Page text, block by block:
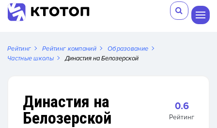
Рейтинг Рейтинг компаний
Образование
Частные школы
Династия на Белозерской
Династия на
Белозерской
0.6
Рейтинг